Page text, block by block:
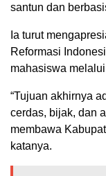
santun dan
Ia turut
Reformasi
mahasiswa
“Tujuan akhirnya
cerdas, bijak, dan
membawa
katanya.